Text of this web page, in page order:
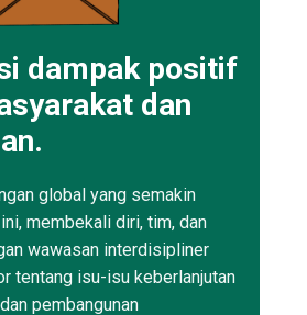
dampak positif
dan
global yang semakin
membekali diri, tim, dan
wawasan interdisipliner
tentang isu-isu keberlanjutan
dan pembangunan